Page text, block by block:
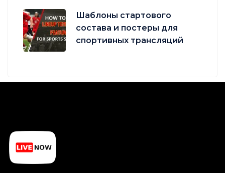
Шаблоны стартового
состава и постеры для
спортивных трансляций